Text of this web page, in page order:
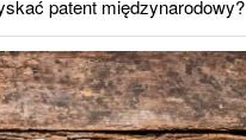
patent międzynarodowy?